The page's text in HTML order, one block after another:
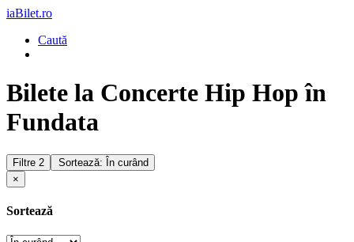
iaBilet.ro
Caută
Bilete la Concerte Hip Hop în
Fundata
Filtre 2
Sortează: În curând
×
Sortează